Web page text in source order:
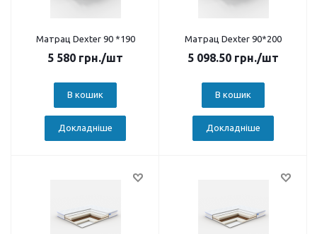
Матрац Dexter 90 *190
5 580 грн./шт
В кошик
Докладніше
Матрац Dexter 90*200
5 098.50 грн./шт
В кошик
Докладніше